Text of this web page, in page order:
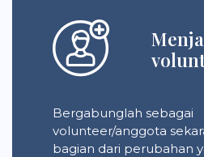
Bergabunglah sebagai
volunteer/anggota
bagian dari perubahan